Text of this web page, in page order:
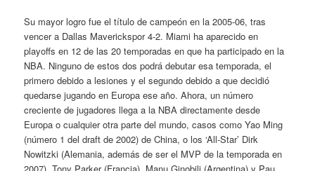
Su mayor logro fue el título de campeón en la 2005-06, tras
vencer a Dallas Maverickspor 4-2. Miami ha aparecido en
playoffs en 12 de las 20 temporadas en que ha participado en la
NBA. Ninguno de estos dos podrá debutar esa temporada, el
primero debido a lesiones y el segundo debido a que decidió
quedarse jugando en Europa ese año. Ahora, un número
creciente de jugadores llega a la NBA directamente desde
Europa o cualquier otra parte del mundo, casos como Yao Ming
(número 1 del draft de 2002) de China, o los ‘All-Star’ Dirk
Nowitzki (Alemania, además de ser el MVP de la temporada en